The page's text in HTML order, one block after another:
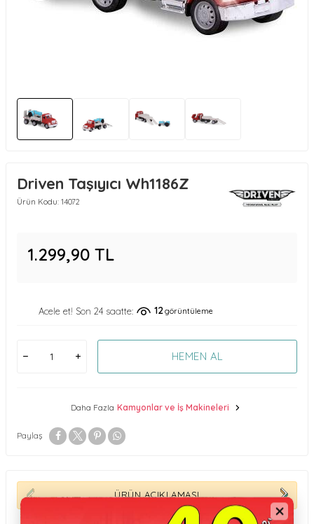
Driven Taşıyıcı Wh1186Z
Ürün Kodu: 14072
1.299,90 TL
Acele et! Son 24 saatte: 12görüntüleme
HEMEN AL
Daha Fazla Kamyonlar ve İş Makineleri
Paylaş
ÜRÜN AÇIKLAMASI